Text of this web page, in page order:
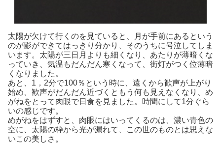
太陽が欠けて行くのを見ていると、月が手前にあるという
のが影ができてはっきり分かり、そのうちに号泣してしま
います。太陽が三日月よりも細くなり、あたりが薄暗くな
っていき、気温もだんだん寒くなって、街灯がつく位薄暗
くなりました。
あと、1，2分で100％という時に、遠くから歓声が上がり
始め、歓声がだんだん近づくともう何も見えなくなり、め
がねをとって肉眼で日食を見ました。時間にして1分ぐら
いの感じです。
めがねをはずすと、肉眼にはいってくるのは、濃い青色の
空に、太陽の枠から光が漏れて、この世のものとは思えな
いこの美しさ。